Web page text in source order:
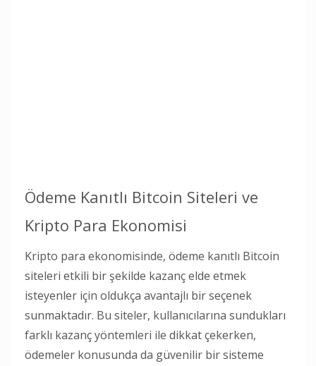
Ödeme Kanıtlı Bitcoin Siteleri ve
Kripto Para Ekonomisi
Kripto para ekonomisinde, ödeme kanıtlı Bitcoin
siteleri etkili bir şekilde kazanç elde etmek
isteyenler için oldukça avantajlı bir seçenek
sunmaktadır. Bu siteler, kullanıcılarına sundukları
farklı kazanç yöntemleri ile dikkat çekerken,
ödemeler konusunda da güvenilir bir sisteme